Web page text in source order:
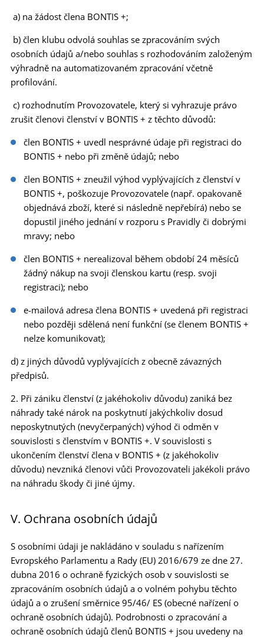
a) na žádost člena BONTIS +;
b) člen klubu odvolá souhlas se zpracováním svých
osobních údajů a/nebo souhlas s rozhodováním založeným
výhradně na automatizovaném zpracování včetně
profilování.
c) rozhodnutím Provozovatele, který si vyhrazuje právo
zrušit členovi členství v BONTIS + z těchto důvodů:
člen BONTIS + uvedl nesprávné údaje při registraci do
BONTIS + nebo při změně údajů; nebo
člen BONTIS + zneužil výhod vyplývajících z členství v
BONTIS +, poškozuje Provozovatele (např. opakovaně
objednává zboží, které si následně nepřebírá) nebo se
dopustil jiného jednání v rozporu s Pravidly či dobrými
mravy; nebo
člen BONTIS + nerealizoval během období 24 měsíců
žádný nákup na svoji členskou kartu (resp. svoji
registraci); nebo
e-mailová adresa člena BONTIS + uvedená při registraci
nebo později sdělená není funkční (se členem BONTIS +
nelze komunikovat);
d) z jiných důvodů vyplývajících z obecně závazných
předpisů.
2. Při zániku členství (z jakéhokoliv důvodu) zaniká bez
náhrady také nárok na poskytnutí jakýchkoliv dosud
neposkytnutých (nevyčerpaných) výhod či odměn v
souvislosti s členstvím v BONTIS +. V souvislosti s
ukončením členství člena v BONTIS + (z jakéhokoliv
důvodu) nevzniká členovi vůči Provozovateli jakékoli právo
na náhradu škody či jiné újmy.
V. Ochrana osobních údajů
S osobními údaji je nakládáno v souladu s nařízením
Evropského Parlamentu a Rady (EU) 2016/679 ze dne 27.
dubna 2016 o ochraně fyzických osob v souvislosti se
zpracováním osobních údajů a o volném pohybu těchto
údajů a o zrušení směrnice 95/46/ ES (obecné nařízení o
ochraně osobních údajů). Podrobnosti o zpracování a
ochraně osobních údajů členů BONTIS + jsou uvedeny na